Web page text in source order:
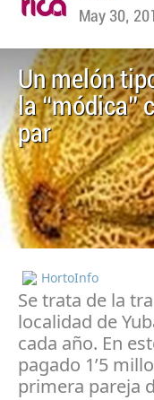
May 30,
Un melón
la “módica”
par
HortoInfo
Se trata de la
localidad de
cada año. En
pagado 1’5
primera pareja